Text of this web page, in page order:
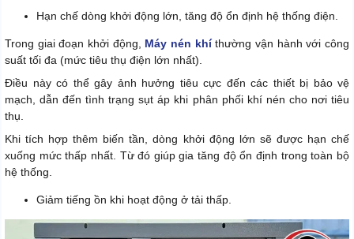
Hạn chế dòng khởi động lớn, tăng độ ổn định hệ thống điện.
Trong giai đoạn khởi động, Máy nén khíthường vận hành với công
suất tối đa (mức tiêu thụ điện lớn nhất).
Điều này có thể gây ảnh hưởng tiêu cực đến các thiết bị bảo vệ
mạch, dẫn đến tình trạng sụt áp khi phân phối khí nén cho nơi tiêu
thụ.
Khi tích hợp thêm biến tần, dòng khởi động lớn sẽ được hạn chế
xuống mức thấp nhất. Từ đó giúp gia tăng độ ổn định trong toàn bộ
hệ thống.
Giảm tiếng ồn khi hoạt động ở tải thấp.